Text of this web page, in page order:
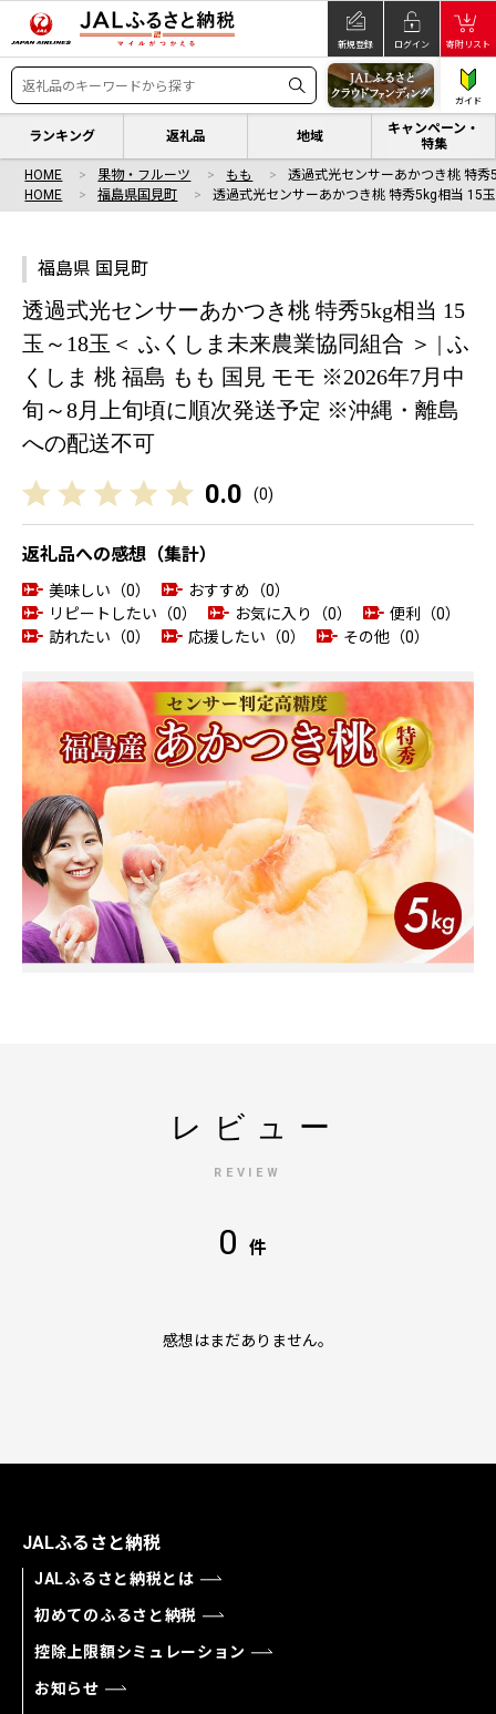
新規登録 ログイン 寄附リスト
ガイド
ランキング 返礼品 地域
キャンペーン・
特集
HOME 果物・フルーツ もも
透過式光センサーあかつき桃 特
HOME
福島県国見町 透過式光センサーあかつき桃 特秀5kg相当 15
福島県 国見町
透過式光センサーあかつき桃 特秀5kg相当 15
玉～18玉＜ ふくしま未来農業協同組合 ＞ | ふ
くしま 桃 福島 もも 国見 モモ ※2026年7月中
旬～8月上旬頃に順次発送予定 ※沖縄・離島
への配送不可
0.0 (0)
返礼品への感想（集計）
美味しい（0）
おすすめ（0）
リピートしたい（0）
お気に入り（0）
便利（0）
訪れたい（0）
応援したい（0） その他（0）
レビュー
REVIEW
0 件
感想はまだありません。
JALふるさと納税
JALふるさと納税とは
初めてのふるさと納税
控除上限額シミュレーション
お知らせ